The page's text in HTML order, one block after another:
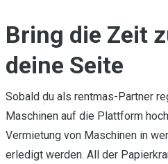
Bring die Zeit
deine Seite
Sobald du als rentmas-Partner
Maschinen auf die Plattform
Vermietung von Maschinen in
erledigt werden. All der